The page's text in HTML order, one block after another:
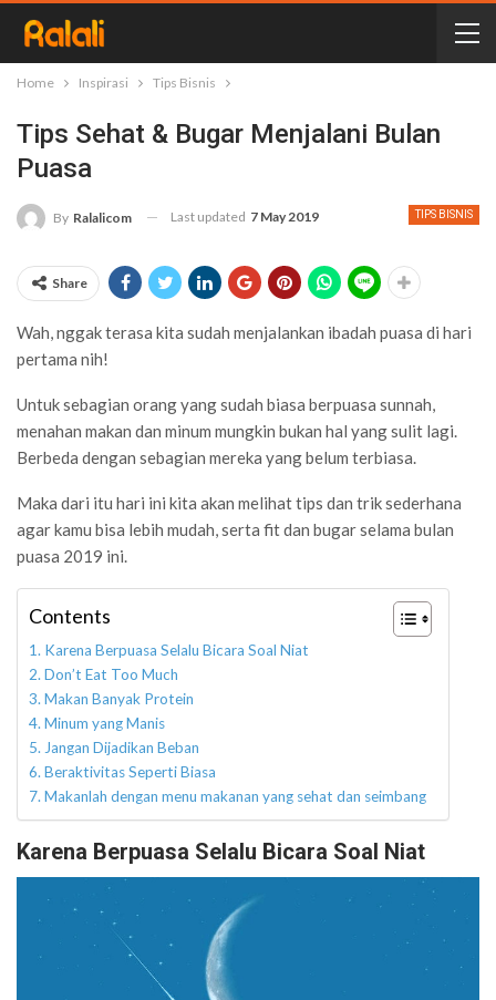
Home Inspirasi Tips Bisnis
Tips Sehat & Bugar Menjalani Bulan
Puasa
TIPS BISNIS
By Ralalicom Last updated 7 May 2019
Share
Wah, nggak terasa kita sudah menjalankan ibadah puasa di hari
pertama nih!
Untuk sebagian orang yang sudah biasa berpuasa sunnah,
menahan makan dan minum mungkin bukan hal yang sulit lagi.
Berbeda dengan sebagian mereka yang belum terbiasa.
Maka dari itu hari ini kita akan melihat tips dan trik sederhana
agar kamu bisa lebih mudah, serta fit dan bugar selama bulan
puasa 2019 ini.
Contents
Karena Berpuasa Selalu Bicara Soal Niat
Don’t Eat Too Much
Makan Banyak Protein
Minum yang Manis
Jangan Dijadikan Beban
Beraktivitas Seperti Biasa
Makanlah dengan menu makanan yang sehat dan seimbang
Karena Berpuasa Selalu Bicara Soal Niat